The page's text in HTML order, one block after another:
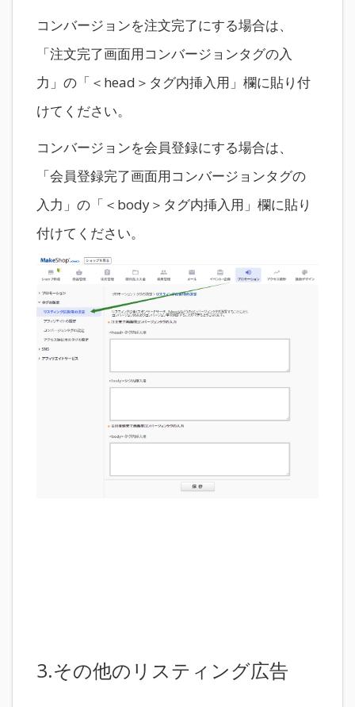
コンバージョンを注文完了にする場合は、
「注文完了画面用コンバージョンタグの入
力」の「＜head＞タグ内挿入用」欄に貼り付
けてください。
コンバージョンを会員登録にする場合は、
「会員登録完了画面用コンバージョンタグの
入力」の「＜body＞タグ内挿入用」欄に貼り
付けてください。
3.その他のリスティング広告